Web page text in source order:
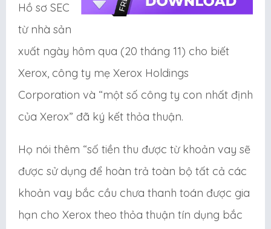
Hồ sơ SEC
từ nhà sản
xuất ngày hôm qua (20 tháng 11) cho biết
Xerox, công ty mẹ Xerox Holdings
Corporation và “một số công ty con nhất định
của Xerox” đã ký kết thỏa thuận.
Họ nói thêm “số tiền thu được từ khoản vay sẽ
được sử dụng để hoàn trả toàn bộ tất cả các
khoản vay bắc cầu chưa thanh toán được gia
hạn cho Xerox theo thỏa thuận tín dụng bắc